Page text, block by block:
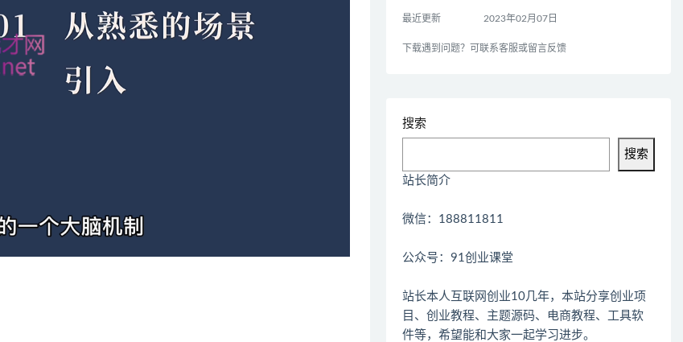
最近更新 2023年02月07日
下载遇到问题？可联系客服或留言反馈
搜索
搜索
站长简介
微信：188811811
公众号：91创业课堂
站长本人互联网创业10几年，本站分享创业项
目、创业教程、主题源码、电商教程、工具软
件等，希望能和大家一起学习进步。